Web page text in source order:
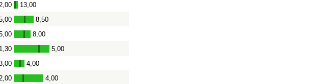
- 13,00
- 8,50
- 8,00
1,30 - 5,00
- 4,00
- 4,00